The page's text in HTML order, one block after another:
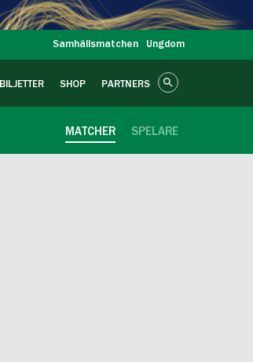
Samhällsmatchen Ungdom
BILJETTER SHOP PARTNERS
SPELARE
MATCHER